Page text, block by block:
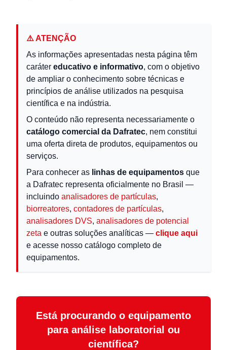
⚠️ ATENÇÃO
As informações apresentadas nesta página têm
caráter educativo e informativo, com o objetivo
de ampliar o conhecimento sobre técnicas e
princípios de análise utilizados na pesquisa
científica e na indústria.
O conteúdo não representa necessariamente o
catálogo comercial da Dafratec, nem constitui
uma oferta direta de produtos, equipamentos ou
serviços.
Para conhecer as linhas de equipamentos que
a Dafratec representa oficialmente no Brasil —
incluindo analisadores de partículas,
biorreatores, contadores de partículas,
analisadores DVS, analisadores de potencial
zeta e outras soluções analíticas — clique aqui
e acesse nosso catálogo completo de
equipamentos.
Está procurando o equipamento
para análise laboratorial ou
científica?